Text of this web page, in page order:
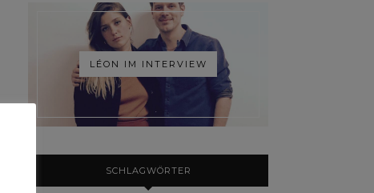
LÉON IM INTERVIEW
SCHLAGWÖRTER